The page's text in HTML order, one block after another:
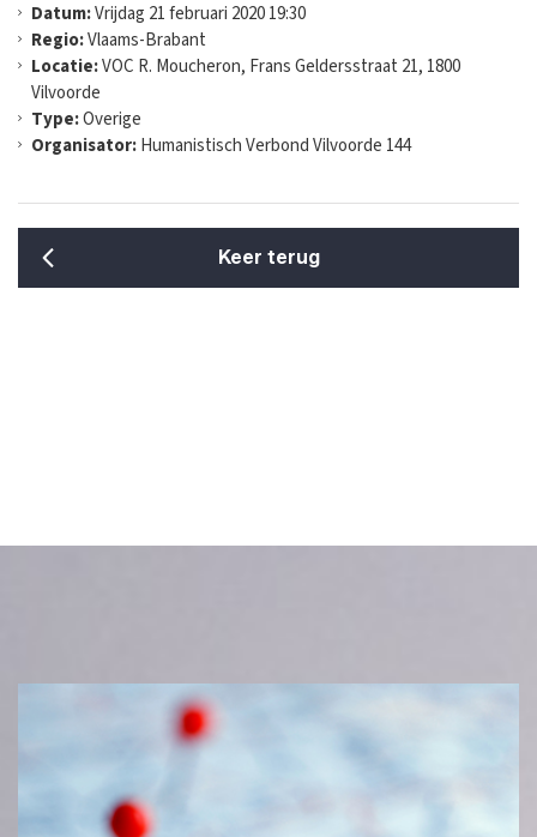
Datum:Vrijdag 21 februari 2020 19:30
Regio:Vlaams-Brabant
Locatie:VOC R. Moucheron, Frans Geldersstraat 21, 1800
Vilvoorde
Type:Overige
Organisator:Humanistisch Verbond Vilvoorde 144
Keer terug